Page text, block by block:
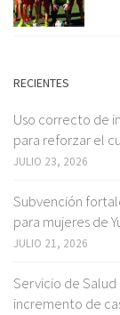
RECIENTES
Uso correcto de
para reforzar el
JULIO 23, 2026
Subvención
para mujeres de
JULIO 21, 2026
Servicio de
incremento de